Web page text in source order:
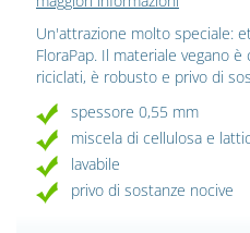
Un'attrazione molto speciale:
FloraPap. Il materiale vegano
riciclati, è robusto e privo di
spessore 0,55 mm
miscela di cellulosa e
lavabile
privo di sostanze nocive